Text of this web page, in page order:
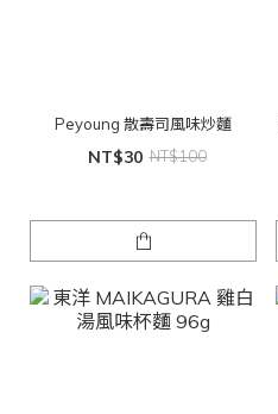
Peyoung 散壽司風味炒麵
NT$30 NT$100